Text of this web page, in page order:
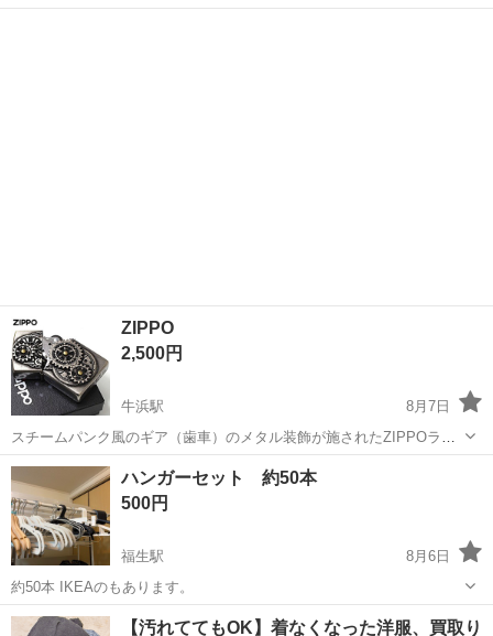
ZIPPO
2,500円
牛浜駅
8月7日
スチームパンク風のギア（歯車）のメタル装飾が施されたZIPPOライ
ターです。 装飾されたギアは実際に回転させることができる仕様とな
っています。 本体はクロームまたは真鍮（ブラス）仕上げで、アメリ
カ製のアンティーク調デザイン...
東京 福生市 牛浜駅 その他
ハンガーセット 約50本
500円
福生駅
8月6日
約50本 IKEAのもあります。
東京 福生市 福生駅 その他
【汚れててもOK】着なくなった洋服、買取り